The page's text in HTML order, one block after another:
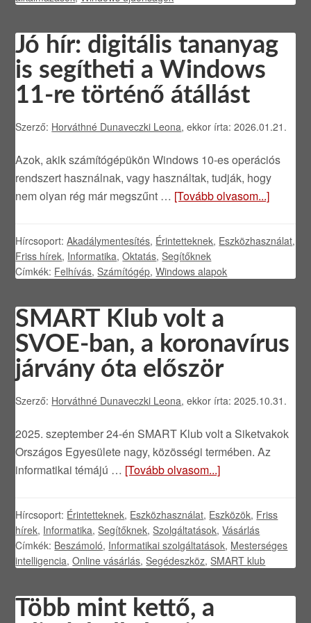
Jó hír: digitális tananyag
is segítheti a Windows
11-re történő átállást
Szerző: Horváthné Dunaveczki Leona, ekkor írta: 2026.01.21.
Azok, akik számítógépükön Windows 10-es operációs
rendszert használnak, vagy használtak, tudják, hogy
nem olyan rég már megszűnt … [Tovább olvasom...]
Hírcsoport:Akadálymentesítés, Érintetteknek, Eszközhasználat,
Friss hírek, Informatika,Oktatás,Segítőknek
Címkék: Felhívás,Számítógép,Windows alapok
SMART Klub volt a
SVOE-ban, a koronavírus
járvány óta először
Szerző: Horváthné Dunaveczki Leona, ekkor írta: 2025.10.31.
2025. szeptember 24-én SMART Klub volt a Siketvakok
Országos Egyesülete nagy, közösségi termében. Az
informatikai témájú … [Tovább olvasom...]
Hírcsoport: Érintetteknek, Eszközhasználat, Eszközök, Friss
hírek, Informatika,Segítőknek,Szolgáltatások,Vásárlás
Címkék: Beszámoló, Informatikai szolgáltatások, Mesterséges
intelligencia,Online vásárlás,Segédeszköz,SMART klub
Több mint kettő, a